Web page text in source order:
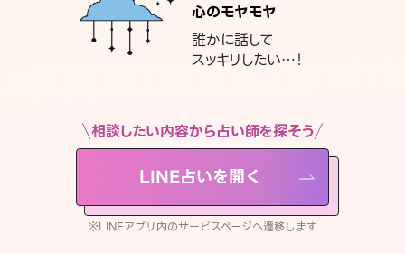
心のモヤモヤ
誰かに話して
スッキリしたい…！
相談したい内容から占い師を探そう
LINE占いを開く
※LINEアプリ内のサービスページへ遷移します